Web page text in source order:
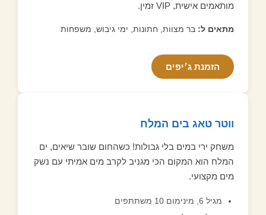
מותאמים אישית, VIP זמין.
מתאים ל: בר מצוות, חתונות, ימי גיבוש, משפחות
הזמנת ג׳יפים
ווטר טאג בים המלח
משחק ירי במים בלי גבולות! כשהחום שובר שיאים, ים
המלח הוא המקום הכי מגניב לקרב מים אמיתי עם נשק
מים מקצועי.
מגיל 6, מינימום 10 משתתפים